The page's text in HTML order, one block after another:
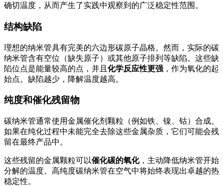
确切温度，从而产生了实践中观察到的广泛稳定性范围。
结构缺陷
理想的纳米管具有完美的六边形碳原子晶格。然而，实际的碳
纳米管含有空位（缺失原子）或其他原子排列等缺陷。这些缺
陷位点是能量较高的点，并且 化学反应性更强 ，作为氧化的起
始点。缺陷越少，降解温度越高。
纯度和催化残留物
碳纳米管通常使用金属催化剂颗粒（例如铁、镍、钴）合成。
如果在纯化过程中未能完全去除这些金属杂质，它们可能会残
留在最终产品中。
这些残留的金属颗粒可以催化碳的氧化，主动降低纳米管开始
分解的温度。高纯度碳纳米管在空气中将始终表现出卓越的热
稳定性。